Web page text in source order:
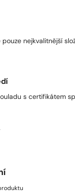
nejkvalitnější
s certifikátem